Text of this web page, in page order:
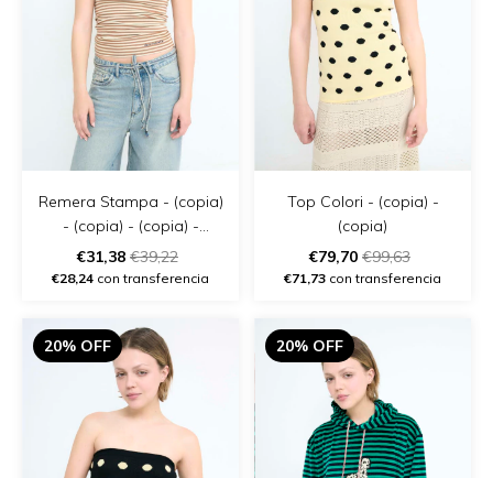
Remera Stampa - (copia)
- (copia) - (copia) -
(copia)
€31,38 €39,22
€28,24 con transferencia
Top Colori - (copia) -
(copia)
€79,70 €99,63
€71,73 con transferencia
20% OFF 20% OFF